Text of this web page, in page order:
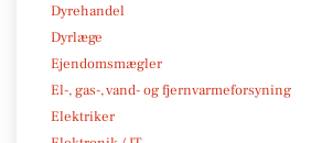
Dyrehandel
Dyrlæge
Ejendomsmægler
El-, gas-, vand- og fjernvarmeforsyning
Elektriker